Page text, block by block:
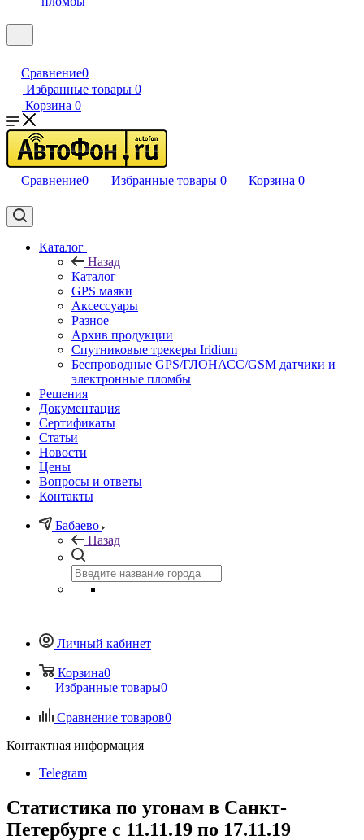
Сравнение0
Избранные товары 0
Корзина 0
Сравнение0 Избранные товары 0 Корзина 0
Каталог
Назад
Каталог
GPS маяки
Аксессуары
Разное
Архив продукции
Спутниковые трекеры Iridium
Беспроводные GPS/ГЛОНАСС/GSM датчики и
электронные пломбы
Решения
Документация
Сертификаты
Статьи
Новости
Цены
Вопросы и ответы
Контакты
Бабаево
Назад
Личный кабинет
Корзина0
Избранные товары0
Сравнение товаров0
Контактная информация
Telegram
Статистика по угонам в Санкт-
Петербурге с 11.11.19 по 17.11.19